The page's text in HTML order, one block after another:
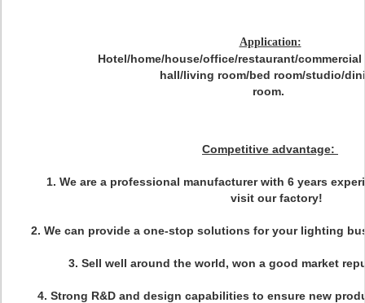
Application:
Hotel/home/house/office/restaurant/
hall/living room/bed room/studio/
room.
Competitive advantage:
1. We are a professional manufacturer with 6 years
visit our factory!
2. We can provide a one-stop solutions for your lighting
3. Sell well around the world, won a good market
4. Strong R&D and design capabilities to ensure new